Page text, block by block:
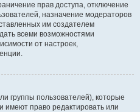
прав доступа, отключение
назначение модераторов
им создателем
всеми возможностями
от настроек,
группы пользователей), которые
право редактировать или